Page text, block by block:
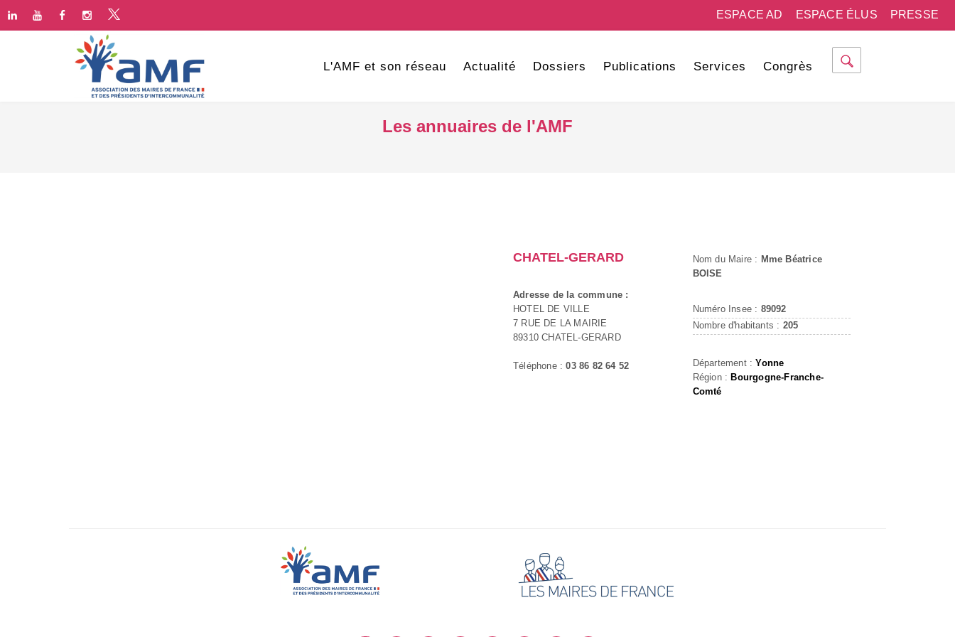
PRESSE
ESPACE ÉLUS
ESPACE AD
L'AMF et son réseau Actualité Dossiers Publications Services Congrès
Les annuaires de l'AMF
CHATEL-GERARD
Adresse de la commune :
HOTEL DE VILLE
7 RUE DE LA MAIRIE
89310 CHATEL-GERARD
Téléphone :03 86 82 64 52
Nom du Maire : Mme Béatrice
BOISE
Numéro Insee : 89092
Nombre d'habitants : 205
Département :Yonne
Région : Bourgogne-Franche-
Comté